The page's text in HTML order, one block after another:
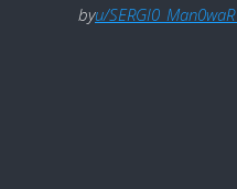
byu/SERGI0_Man0waR_